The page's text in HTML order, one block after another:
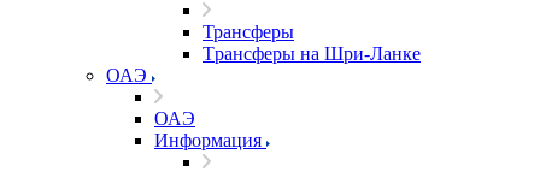
Трансферы
Tрансферы на Шри-Ланке
ОАЭ
ОАЭ
Информация